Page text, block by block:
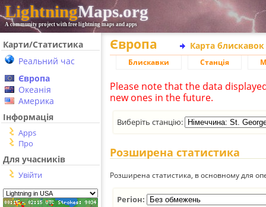
LightningMaps.org
A community project with free lightning maps and apps
Карти/Статистика
Реальний час
Європа
Океанія
Америка
Інформація
Apps
Про
Для учасників
Увійти
Європа Карта
Блискавки Станція
Please note that the data
new ones in the future.
Виберіть станцію:
Розширена статистика
Розширена статистика, в основному для
Регіон: